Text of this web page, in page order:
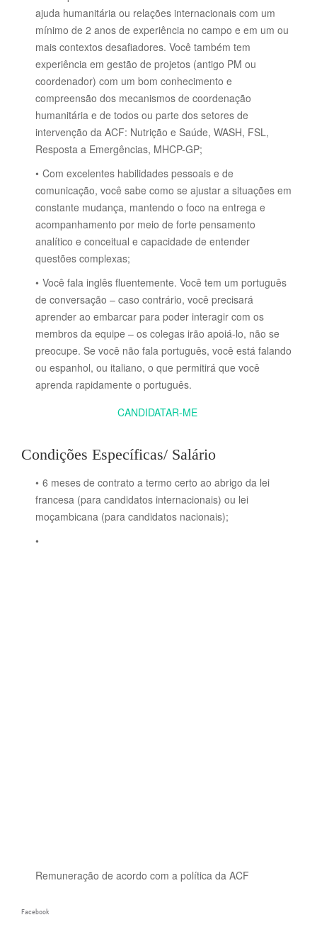
ajuda humanitária ou relações internacionais com um
mínimo de 2 anos de experiência no campo e em um ou
mais contextos desafiadores. Você também tem
experiência em gestão de projetos (antigo PM ou
coordenador) com um bom conhecimento e
compreensão dos mecanismos de coordenação
humanitária e de todos ou parte dos setores de
intervenção da ACF: Nutrição e Saúde, WASH, FSL,
Resposta a Emergências, MHCP-GP;
Com excelentes habilidades pessoais e de
comunicação, você sabe como se ajustar a situações em
constante mudança, mantendo o foco na entrega e
acompanhamento por meio de forte pensamento
analítico e conceitual e capacidade de entender
questões complexas;
Você fala inglês fluentemente. Você tem um português
de conversação – caso contrário, você precisará
aprender ao embarcar para poder interagir com os
membros da equipe – os colegas irão apoiá-lo, não se
preocupe. Se você não fala português, você está falando
ou espanhol, ou italiano, o que permitirá que você
aprenda rapidamente o português.
CANDIDATAR-ME
Condições Específicas/ Salário
6 meses de contrato a termo certo ao abrigo da lei
francesa (para candidatos internacionais) ou lei
moçambicana (para candidatos nacionais);
Remuneração de acordo com a política da ACF
Facebook